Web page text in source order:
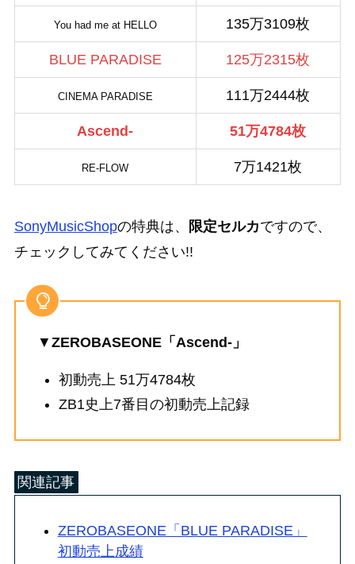
You had me at HELLO 135万3109枚
BLUE PARADISE 125万2315枚
CINEMA PARADISE 111万2444枚
Ascend- 51万4784枚
RE-FLOW 7万1421枚
SonyMusicShopの特典は、 限定セルカですので、
チェックしてみてください!!
▼ ZEROBASEONE「Ascend-」
初動売上 51万4784枚
ZB1史上7番目の初動売上記録
関連記事
ZEROBASEONE「BLUE PARADISE」
初動売上成績